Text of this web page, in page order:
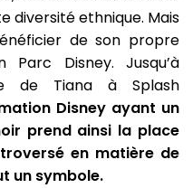
diversité ethnique. Mais
de son propre
Disney. Jusqu’à
de Tiana à Splash
Disney ayant un
prend ainsi la place
en matière de
un symbole.